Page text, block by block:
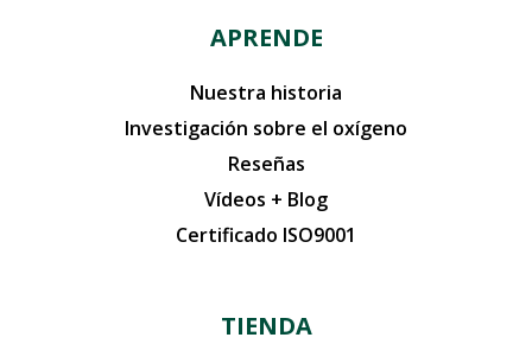
APRENDE
Nuestra historia
Investigación sobre el oxígeno
Reseñas
Vídeos + Blog
Certificado ISO9001
TIENDA